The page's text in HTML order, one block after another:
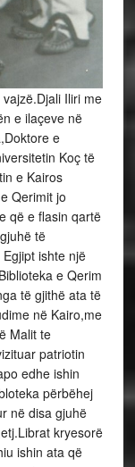
Iliri me
e ilaçeve në
e
Koç të
e Kairos
Qerimit jo
që e flasin qartë
të
ishte një
e Qerim
të gjithë ata të
në Kairo,me
Malit te
patriotin
edhe ishin
përbëhej
në disa gjuhë
kryesorë
ishin ata që